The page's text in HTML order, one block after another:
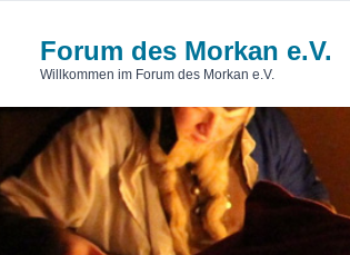
Forum des Morkan e.V.
Willkommen im Forum des Morkan e.V.